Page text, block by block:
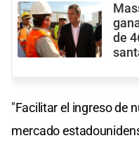
de
"Facilitar el ingreso de
mercado